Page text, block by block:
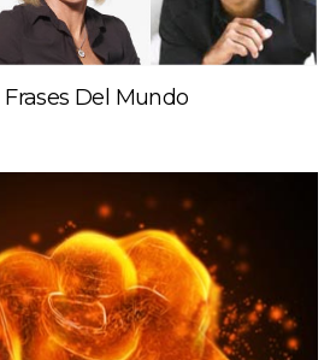
Del Mundo